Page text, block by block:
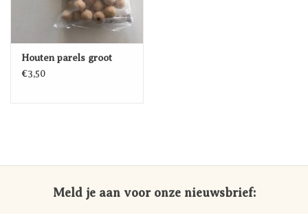
Houten parels groot
€3,50
Meld je aan voor onze nieuwsbrief: